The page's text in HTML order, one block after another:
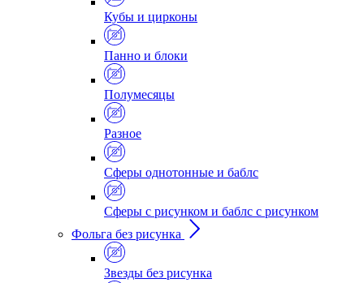
Кубы и цирконы
Панно и блоки
Полумесяцы
Разное
Сферы однотонные и баблс
Сферы с рисунком и баблс с рисунком
Фольга без рисунка
Звезды без рисунка